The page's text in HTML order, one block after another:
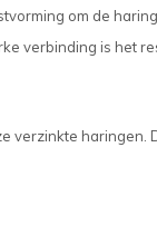
om de
verbinding is het
verzinkte haringen.